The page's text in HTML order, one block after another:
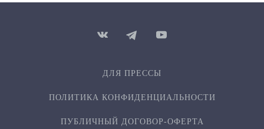
ДЛЯ ПРЕССЫ
ПОЛИТИКА КОНФИДЕН­ЦИ­АЛЬ­НОСТИ
ПУБЛИЧНЫЙ ДОГОВОР-ОФЕРТА